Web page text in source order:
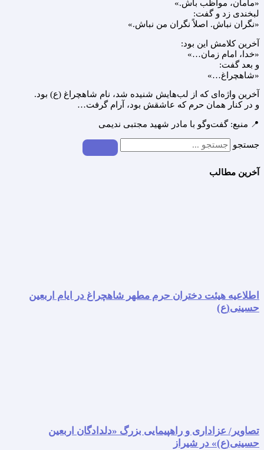
«مامان، مواظب باش.»
لبخندی زد و گفت:
«نگران نباش. اصلاً نگران من نباش.»
آخرین کلامش این بود:
«خدا، امام زمان…»
و بعد گفت:
«شاهچراغ…»
آخرین واژه‌ای که از لب‌هایش شنیده شد، نام شاهچراغ (ع) بود.
و در کنار همان حرم که عاشقش بود، آرام گرفت…
📍 منبع: گفت‌وگو با مادر شهید مجتبی ندیمی
جستجو
آخرین مطالب
اطلاعیه هیئت دختران حرم مطهر شاهچراغ در ایام اربعین
حسینی(ع)
تصاویر/ عزاداری و راهپیمایی بزرگ «دلدادگان اربعین
حسینی(ع)» در شیراز